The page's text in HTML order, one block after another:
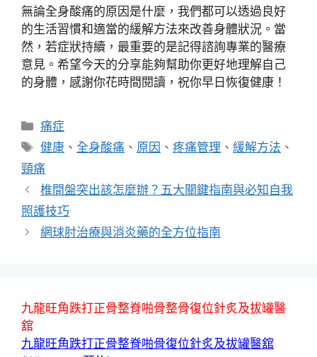
無論全身酸痛的原因是什麼，我們都可以透過良好
的生活習慣和適當的緩解方法來改善身體狀況。當
然，若症狀持續，最重要的是記得諮詢專業的醫療
意見。希望今天的分享能夠幫助你更好地理解自己
的身體，感謝你花時間閱讀，祝你早日恢復健康！
分
類
痛症
標
籤
健康 、全身酸痛 、 原因 、疼痛管理 、緩解方法 、
頸痛
椎間盤突出該怎麼辦？五大關鍵指南與必知自我
照護技巧
網球肘治療與消炎藥的全方位指南
九龍旺角跌打正骨整脊啪骨整骨復位針炙及拔罐醫
舘
九龍旺角跌打正骨整脊啪骨復位針炙及拔罐醫舘